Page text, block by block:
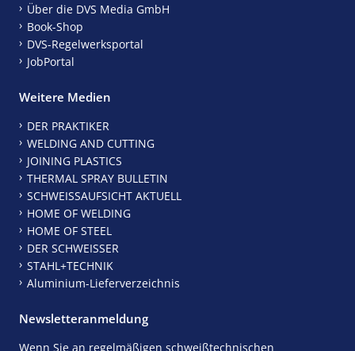
Über die DVS Media GmbH
Book-Shop
DVS-Regelwerksportal
JobPortal
Weitere Medien
DER PRAKTIKER
WELDING AND CUTTING
JOINING PLASTICS
THERMAL SPRAY BULLETIN
SCHWEISSAUFSICHT AKTUELL
HOME OF WELDING
HOME OF STEEL
DER SCHWEISSER
STAHL+TECHNIK
Aluminium-Lieferverzeichnis
Newsletteranmeldung
Wenn Sie an regelmäßigen schweißtechnischen